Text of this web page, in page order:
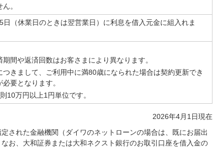
。
（休業日のときは翌営業日）に利息を借入元金に組入れま
間や返済回数はお客さまにより異なります。
つきまして、ご利用中に満80歳になられた場合は契約更新でき
要となります。
10万円以上1円単位です。
2026年4月1日現在
された金融機関（ダイワのネットローンの場合は、既にお届出
お、大和証券または大和ネクスト銀行のお取引口座を借入金の